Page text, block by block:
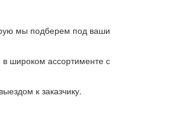
мы подберем под ваши
широком ассортименте с
к заказчику.